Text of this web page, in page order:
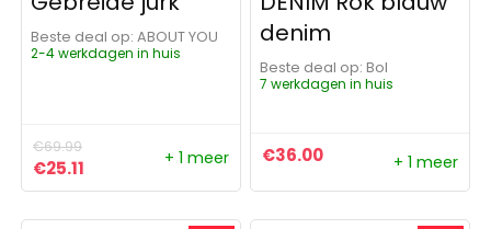
Beste deal op:
ABOUT YOU
2-4 werkdagen in huis
€69.99
Oorspronkelijke prijs was: €69.99.
€25.11 Huidige prijs is: €25.11.
+ 1 meer
denim
Beste deal op:
Bol
7 werkdagen in huis
€36.00 + 1 meer